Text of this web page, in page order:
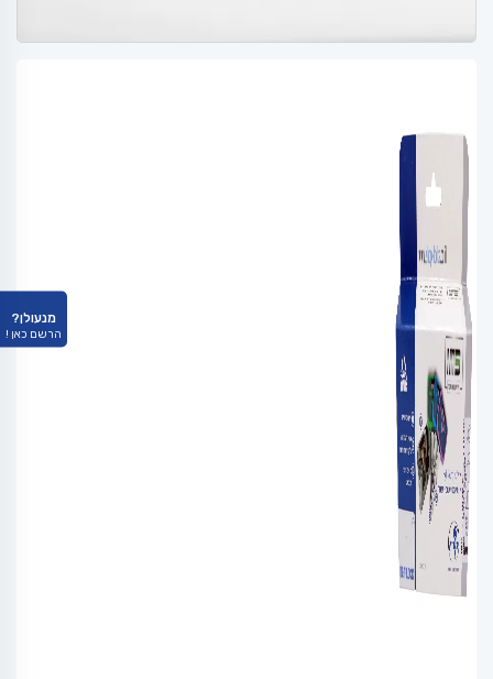
מנעולן?
הרשם כאן !